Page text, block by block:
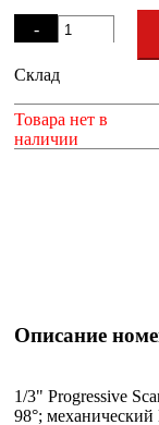
-
+
Склад
Товара нет в
наличии
Описание
1/3" Progressive
98°;